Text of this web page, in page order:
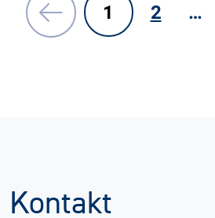
1 2 …
Kontakt